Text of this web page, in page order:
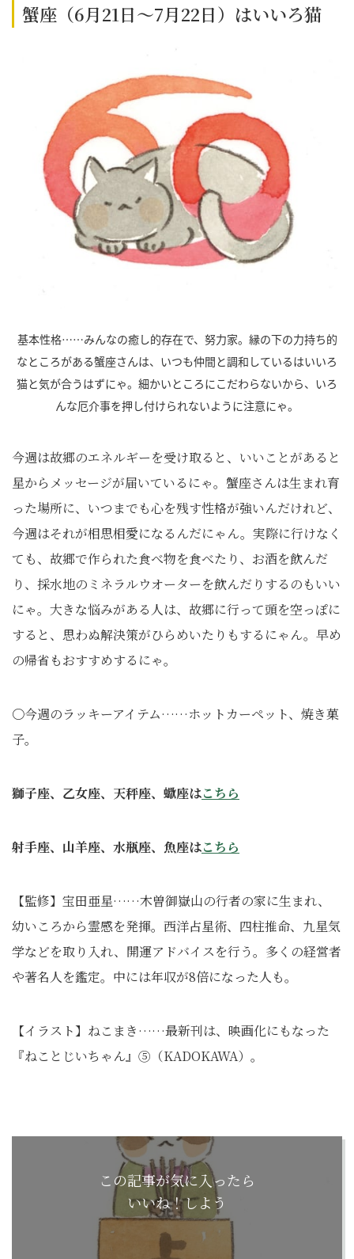
蟹座（6月21日～7月22日）はいいろ猫
基本性格……みんなの癒し的存在で、努力家。縁の下の力持ち的
なところがある蟹座さんは、いつも仲間と調和しているはいいろ
猫と気が合うはずにゃ。細かいところにこだわらないから、いろ
んな厄介事を押し付けられないように注意にゃ。
今週は故郷のエネルギーを受け取ると、いいことがあると
星からメッセージが届いているにゃ。蟹座さんは生まれ育
った場所に、いつまでも心を残す性格が強いんだけれど、
今週はそれが相思相愛になるんだにゃん。実際に行けなく
ても、故郷で作られた食べ物を食べたり、お酒を飲んだ
り、採水地のミネラルウオーターを飲んだりするのもいい
にゃ。大きな悩みがある人は、故郷に行って頭を空っぽに
すると、思わぬ解決策がひらめいたりもするにゃん。早め
の帰省もおすすめするにゃ。
〇今週のラッキーアイテム……ホットカーペット、焼き菓
子。
獅子座、乙女座、天秤座、蠍座はこちら
射手座、山羊座、水瓶座、魚座はこちら
【監修】宝田亜星……木曽御嶽山の行者の家に生まれ、
幼いころから霊感を発揮。西洋占星術、四柱推命、九星気
学などを取り入れ、開運アドバイスを行う。多くの経営者
や著名人を鑑定。中には年収が8倍になった人も。
【イラスト】ねこまき……最新刊は、映画化にもなった
『ねことじいちゃん』⑤（KADOKAWA）。
この記事が気に入ったら
いいね！しよう